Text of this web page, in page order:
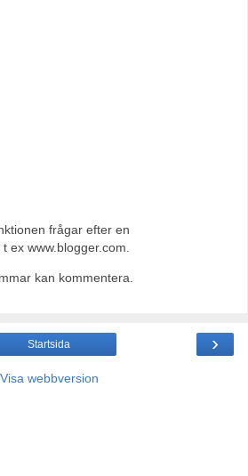
frågar efter en
ex www.blogger.com.
kan kommentera.
›
Startsida
Visa webbversion